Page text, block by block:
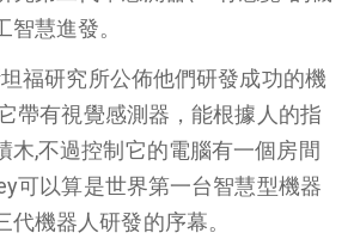
慧進發。
福研究所公佈他們研發成功的機
帶有視覺感測器，能根據人的指
木,不過控制它的電腦有一個房間
可以算是世界第一台智慧型機器
代機器人研發的序幕。